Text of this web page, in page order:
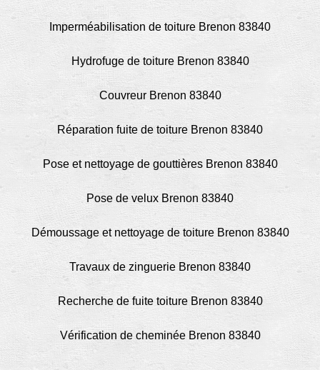
Imperméabilisation de toiture Brenon 83840
Hydrofuge de toiture Brenon 83840
Couvreur Brenon 83840
Réparation fuite de toiture Brenon 83840
Pose et nettoyage de gouttières Brenon 83840
Pose de velux Brenon 83840
Démoussage et nettoyage de toiture Brenon 83840
Travaux de zinguerie Brenon 83840
Recherche de fuite toiture Brenon 83840
Vérification de cheminée Brenon 83840